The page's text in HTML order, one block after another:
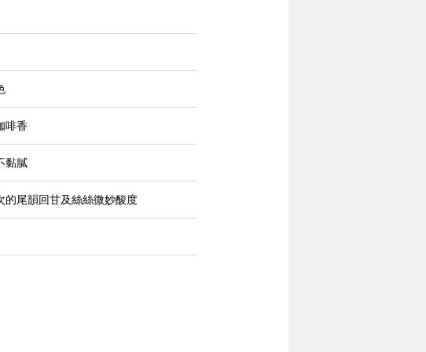
啡香
黏膩
的尾韻回甘及絲絲微妙酸度